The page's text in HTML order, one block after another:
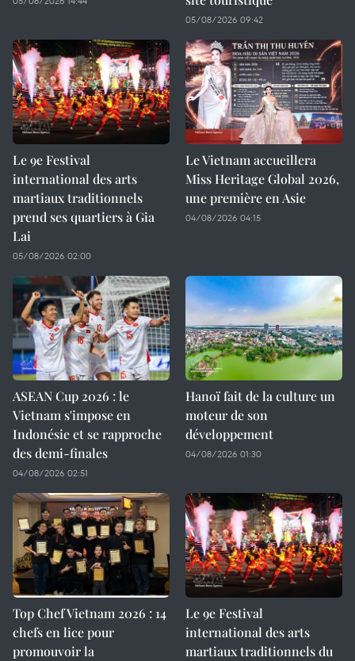
05/08/2026 09:42
Le 9e Festival
international des arts
martiaux traditionnels
prend ses quartiers à Gia
Lai
05/08/2026 02:00
Le Vietnam accueillera
Miss Heritage Global 2026,
une première en Asie
04/08/2026 04:15
ASEAN Cup 2026 : le
Vietnam s'impose en
Indonésie et se rapproche
des demi-finales
04/08/2026 02:51
Hanoï fait de la culture un
moteur de son
développement
04/08/2026 01:30
Top Chef Vietnam 2026 : 14
chefs en lice pour
promouvoir la
Le 9e Festival
international des arts
martiaux traditionnels du